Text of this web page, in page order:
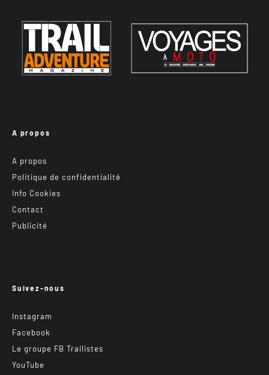
A propos
A propos
Politique de confidentialité
Info Cookies
Contact
Publicité
Suivez-nous
Instagram
Facebook
Le groupe FB Trailistes
YouTube